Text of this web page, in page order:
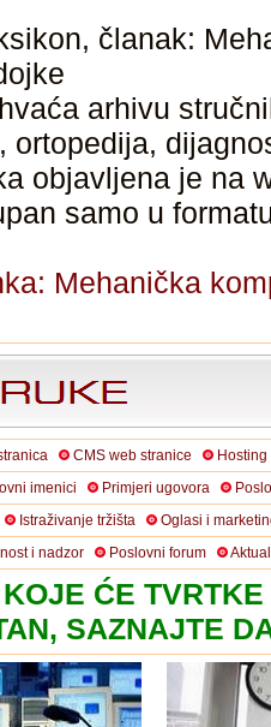
članak:
arhivu
ortopedija,
objavljena je na
samo u
Mehanička
CMS web stranice
imenici Primjeri ugovora
Istraživanje tržišta
Oglasi i
i nadzor Poslovni forum
ĆE
SAZNAJTE